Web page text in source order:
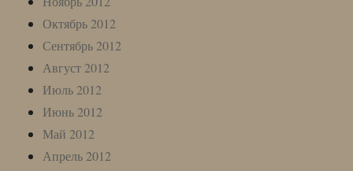
Октябрь 2012
Сентябрь 2012
Август 2012
Июль 2012
Июнь 2012
Май 2012
Апрель 2012